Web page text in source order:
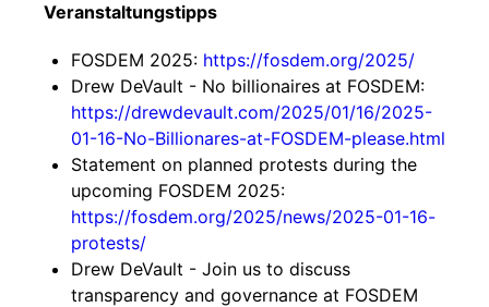
Veranstaltungstipps
FOSDEM 2025: https://fosdem.org/2025/
Drew DeVault - No billionaires at FOSDEM:
https://drewdevault.com/2025/01/16/2025-
01-16-No-Billionares-at-FOSDEM-please.html
Statement on planned protests during the
upcoming FOSDEM 2025:
https://fosdem.org/2025/news/2025-01-16-
protests/
Drew DeVault - Join us to discuss
transparency and governance at FOSDEM